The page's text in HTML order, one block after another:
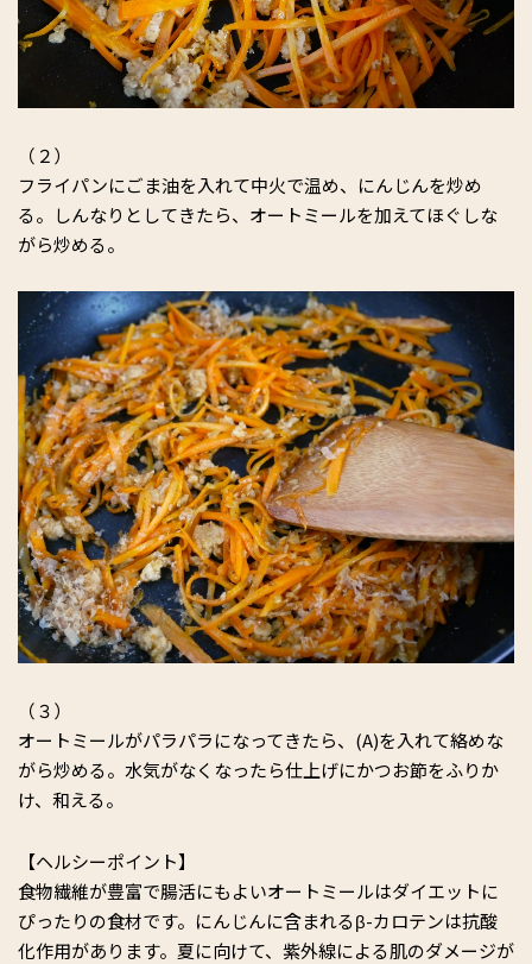
（２）
フライパンにごま油を入れて中火で温め、にんじんを炒め
る。しんなりとしてきたら、オートミールを加えてほぐしな
がら炒める。
（３）
オートミールがパラパラになってきたら、(A)を入れて絡めな
がら炒める。水気がなくなったら仕上げにかつお節をふりか
け、和える。
【ヘルシーポイント】
食物繊維が豊富で腸活にもよいオートミールはダイエットに
ぴったりの食材です。にんじんに含まれるβ-カロテンは抗酸
化作用があります。夏に向けて、紫外線による肌のダメージが